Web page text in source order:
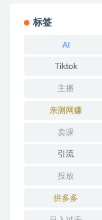
标签
AI
Tiktok
主播
亲测网赚
卖课
引流
投放
拼多多